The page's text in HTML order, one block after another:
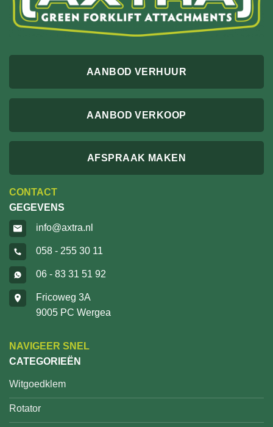
AANBOD VERHUUR
AANBOD VERKOOP
AFSPRAAK MAKEN
CONTACT
GEGEVENS
info@axtra.nl
058 - 255 30 11
06 - 83 31 51 92
Fricoweg 3A
9005 PC Wergea
NAVIGEER SNEL
CATEGORIEËN
Witgoedklem
Rotator